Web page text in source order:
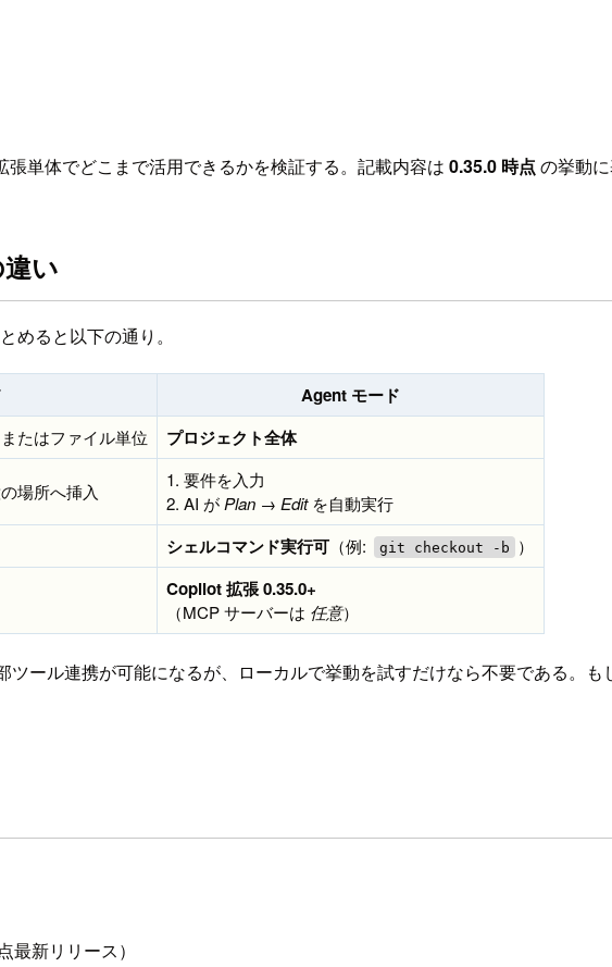
張単体でどこまで活用できるかを検証する。記載内容は 0.35.0 時点 の挙動
い
めると以下の通り。
Agent モード
たはファイル単位 プロジェクト全体
場所へ挿入
1. 要件を入力
2. AI がPlan → Editを自動実行
シェルコマンド実行可 （例: git checkout -b ）
Copilot 拡張 0.35.0+
（MCP サーバーは 任意）
ツール連携が可能になるが、ローカルで挙動を試すだけなら不要である。
新リリース）